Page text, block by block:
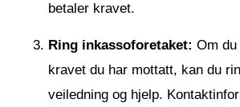
betaler kravet.
Ring inkassoforetaket: Om
kravet du har mottatt, kan du
veiledning og hjelp.